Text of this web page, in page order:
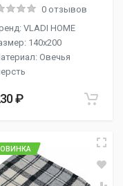
0 отзывов
VLADI HOME
140x200
Овечья
₽